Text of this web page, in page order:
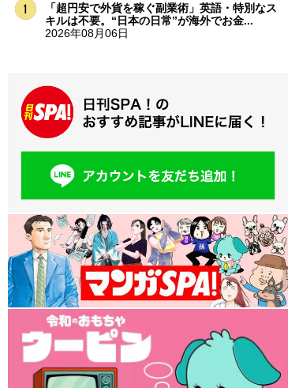
「超円安で外貨を稼ぐ副業術」英語・特別なス
キルは不要。“日本の日常”が海外でお金...
2026年08月06日